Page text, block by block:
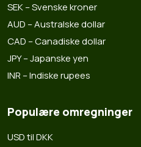
SEK – Svenske kroner
AUD – Australske dollar
CAD – Canadiske dollar
JPY – Japanske yen
INR – Indiske rupees
Populære omregninger
USD til DKK